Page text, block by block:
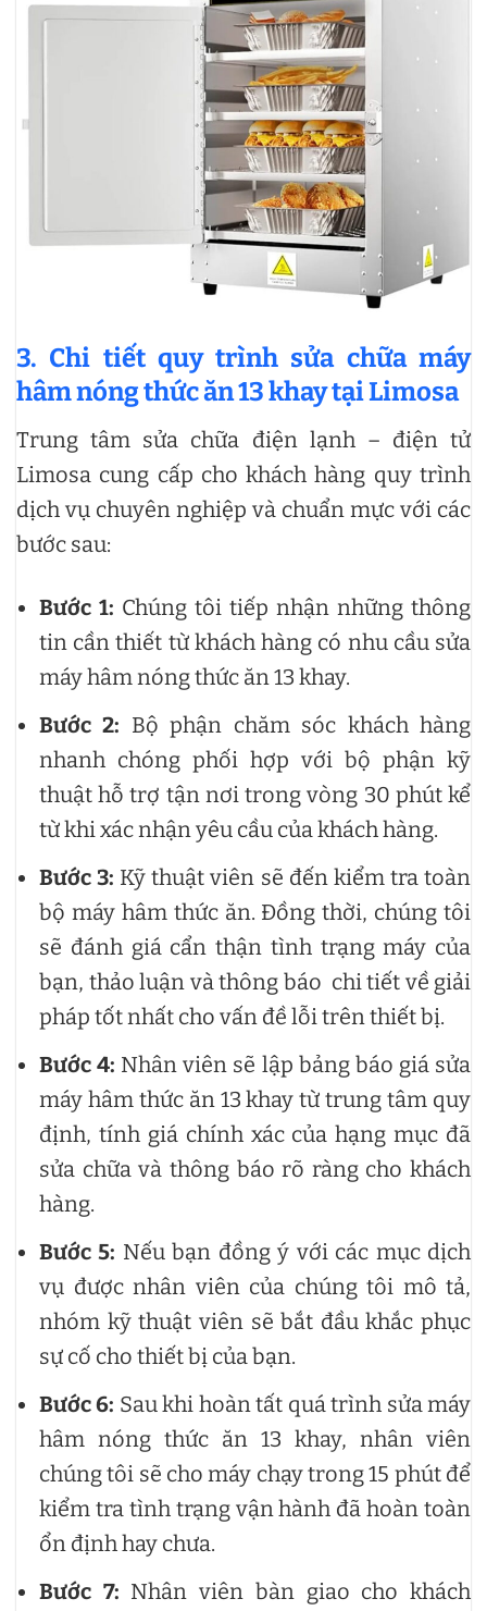
3. Chi tiết quy trình sửa chữa máy
hâm nóng thức ăn 13 khay tại Limosa
Trung tâm sửa chữa điện lạnh – điện tử
Limosa cung cấp cho khách hàng quy trình
dịch vụ chuyên nghiệp và chuẩn mực với các
bước sau:
Bước 1: Chúng tôi tiếp nhận những thông
tin cần thiết từ khách hàng có nhu cầu sửa
máy hâm nóng thức ăn 13 khay.
Bước 2: Bộ phận chăm sóc khách hàng
nhanh chóng phối hợp với bộ phận kỹ
thuật hỗ trợ tận nơi trong vòng 30 phút kể
từ khi xác nhận yêu cầu của khách hàng.
Bước 3: Kỹ thuật viên sẽ đến kiểm tra toàn
bộ máy hâm thức ăn. Đồng thời, chúng tôi
sẽ đánh giá cẩn thận tình trạng máy của
bạn, thảo luận và thông báo chi tiết về giải
pháp tốt nhất cho vấn đề lỗi trên thiết bị.
Bước 4: Nhân viên sẽ lập bảng báo giá sửa
máy hâm thức ăn 13 khay từ trung tâm quy
định, tính giá chính xác của hạng mục đã
sửa chữa và thông báo rõ ràng cho khách
hàng.
Bước 5: Nếu bạn đồng ý với các mục dịch
vụ được nhân viên của chúng tôi mô tả,
nhóm kỹ thuật viên sẽ bắt đầu khắc phục
sự cố cho thiết bị của bạn.
Bước 6: Sau khi hoàn tất quá trình sửa máy
hâm nóng thức ăn 13 khay, nhân viên
chúng tôi sẽ cho máy chạy trong 15 phút để
kiểm tra tình trạng vận hành đã hoàn toàn
ổn định hay chưa.
Bước 7: Nhân viên bàn giao cho khách